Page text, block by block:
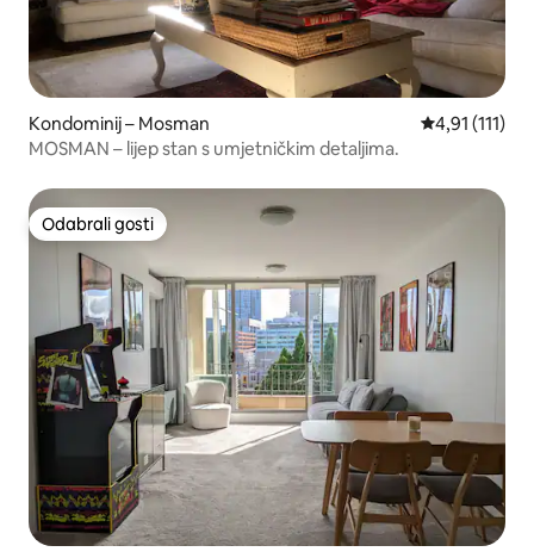
Kondominij – Mosman Prosječna
4,91 (111)
MOSMAN – lijep stan s umjetničkim detaljima.
Odabrali gosti
Odabrali gosti